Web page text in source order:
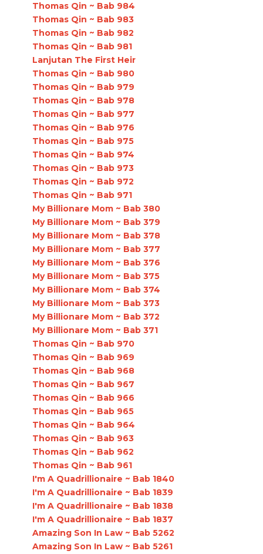
Thomas Qin ~ Bab 984
Thomas Qin ~ Bab 983
Thomas Qin ~ Bab 982
Thomas Qin ~ Bab 981
Lanjutan The First Heir
Thomas Qin ~ Bab 980
Thomas Qin ~ Bab 979
Thomas Qin ~ Bab 978
Thomas Qin ~ Bab 977
Thomas Qin ~ Bab 976
Thomas Qin ~ Bab 975
Thomas Qin ~ Bab 974
Thomas Qin ~ Bab 973
Thomas Qin ~ Bab 972
Thomas Qin ~ Bab 971
My Billionare Mom ~ Bab 380
My Billionare Mom ~ Bab 379
My Billionare Mom ~ Bab 378
My Billionare Mom ~ Bab 377
My Billionare Mom ~ Bab 376
My Billionare Mom ~ Bab 375
My Billionare Mom ~ Bab 374
My Billionare Mom ~ Bab 373
My Billionare Mom ~ Bab 372
My Billionare Mom ~ Bab 371
Thomas Qin ~ Bab 970
Thomas Qin ~ Bab 969
Thomas Qin ~ Bab 968
Thomas Qin ~ Bab 967
Thomas Qin ~ Bab 966
Thomas Qin ~ Bab 965
Thomas Qin ~ Bab 964
Thomas Qin ~ Bab 963
Thomas Qin ~ Bab 962
Thomas Qin ~ Bab 961
I'm A Quadrillionaire ~ Bab 1840
I'm A Quadrillionaire ~ Bab 1839
I'm A Quadrillionaire ~ Bab 1838
I'm A Quadrillionaire ~ Bab 1837
Amazing Son In Law ~ Bab 5262
Amazing Son In Law ~ Bab 5261